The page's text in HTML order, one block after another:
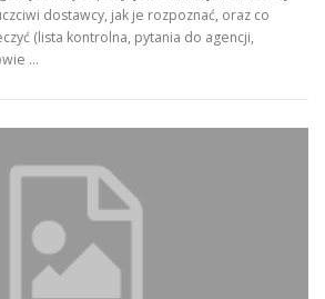
dostawcy, jak je rozpoznać, oraz co
(lista kontrolna, pytania do agencji,
…